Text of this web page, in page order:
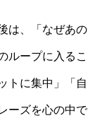
は、「なぜあの
ループに入るこ
トに集中」「自
ーズを心の中で